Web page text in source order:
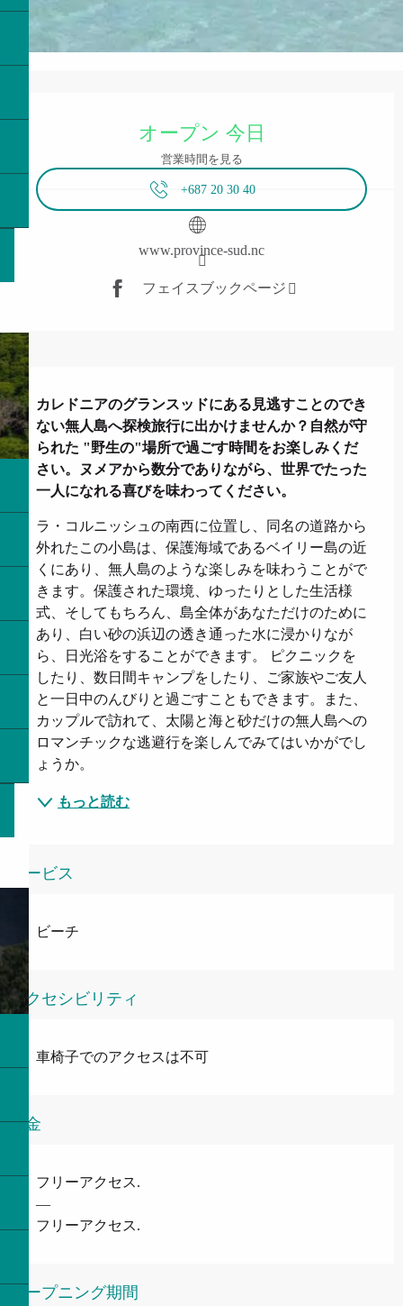
オープン 今日
営業時間を見る
+687 20 30 40
www.province-sud.nc
フェイスブックページ
説明
カレドニアのグランスッドにある見逃すことのでき
ない無人島へ探検旅行に出かけませんか？自然が守
られた "野生の"場所で過ごす時間をお楽しみくだ
さい。ヌメアから数分でありながら、世界でたった
一人になれる喜びを味わってください。
ラ・コルニッシュの南西に位置し、同名の道路から
外れたこの小島は、保護海域であるベイリー島の近
くにあり、無人島のような楽しみを味わうことがで
きます。保護された環境、ゆったりとした生活様
式、そしてもちろん、島全体があなただけのために
あり、白い砂の浜辺の透き通った水に浸かりなが
ら、日光浴をすることができます。 ピクニックを
したり、数日間キャンプをしたり、ご家族やご友人
と一日中のんびりと過ごすこともできます。また、
カップルで訪れて、太陽と海と砂だけの無人島への
ロマンチックな逃避行を楽しんでみてはいかがでし
ょうか。
もっと読む
サービス
ビーチ
アクセシビリティ
車椅子でのアクセスは不可
料金
フリーアクセス.
—
フリーアクセス.
オープニング期間